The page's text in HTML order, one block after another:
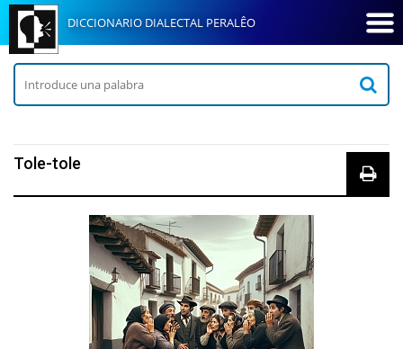
DICCIONARIO DIALECTAL PERALÊO
Tole-tole